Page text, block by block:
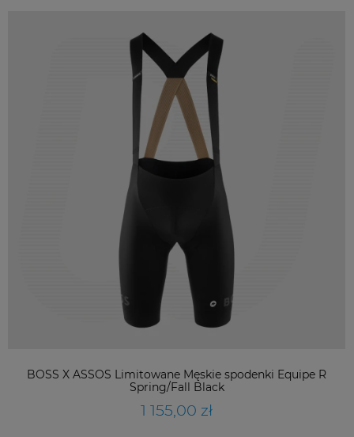
BOSS X ASSOS Limitowane Męskie spodenki Equipe R
Spring/Fall Black
1 155,00 zł